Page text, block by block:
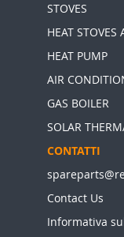
STOVES
HEAT STOVES
HEAT PUMP
AIR
GAS BOILER
SOLAR
CONTATTI
Contact Us
Informativa